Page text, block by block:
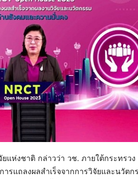
แห่งชาติ กล่าวว่า วช. ภายใต้กระทรว
รแถลงผลสำเร็จจากการวิจัยและนวัตก